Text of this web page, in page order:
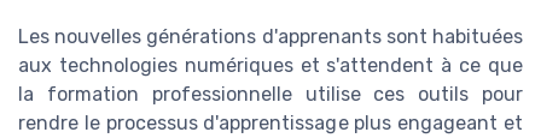
Les nouvelles générations d'apprenants sont habituées
aux technologies numériques et s'attendent à ce que
la formation professionnelle utilise ces outils pour
rendre le processus d'apprentissage plus engageant et